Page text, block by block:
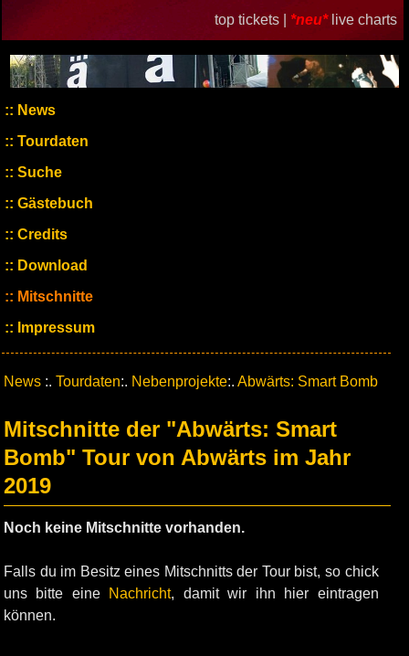
top tickets | *neu* live charts
News
Tourdaten
Suche
Gästebuch
Credits
Download
Mitschnitte
Impressum
News :. Tourdaten:. Nebenprojekte:. Abwärts: Smart Bomb
Mitschnitte der "Abwärts: Smart
Bomb" Tour von Abwärts im Jahr
2019
Noch keine Mitschnitte vorhanden.
Falls du im Besitz eines Mitschnitts der Tour bist, so chick
uns bitte eine Nachricht, damit wir ihn hier eintragen
können.